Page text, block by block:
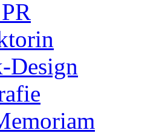
Design